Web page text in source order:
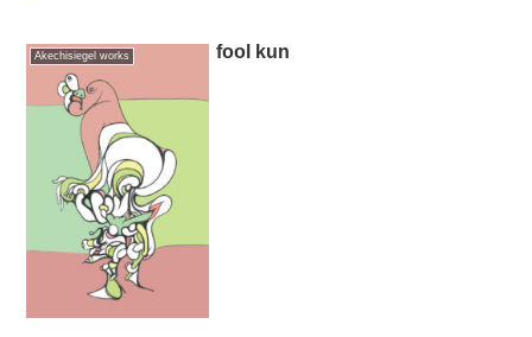
Akechisiegel works fool kun